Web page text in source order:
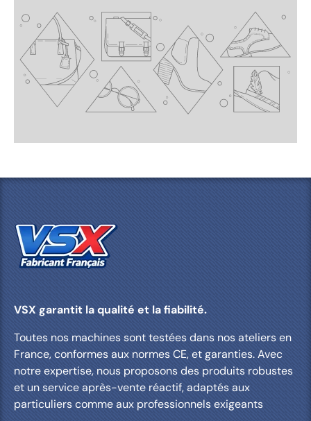
VSX garantit la qualité et la fiabilité.
Toutes nos machines sont testées dans nos ateliers en
France, conformes aux normes CE, et garanties. Avec
notre expertise, nous proposons des produits robustes
et un service après-vente réactif, adaptés aux
particuliers comme aux professionnels exigeants